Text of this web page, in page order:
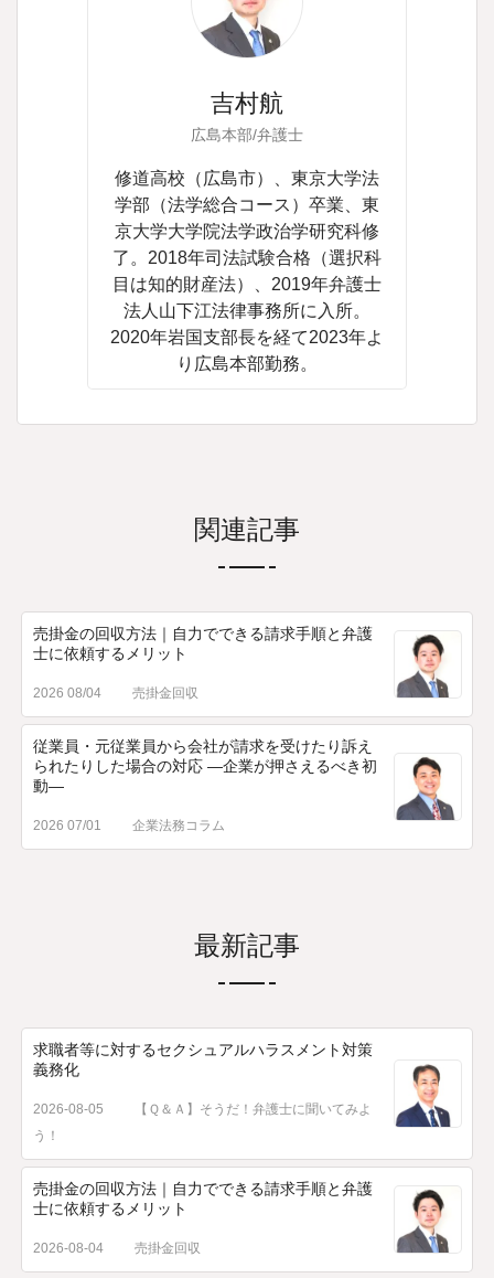
吉村航
広島本部/弁護士
修道高校（広島市）、東京大学法
学部（法学総合コース）卒業、東
京大学大学院法学政治学研究科修
了。2018年司法試験合格（選択科
目は知的財産法）、2019年弁護士
法人山下江法律事務所に入所。
2020年岩国支部長を経て2023年よ
り広島本部勤務。
関連記事
売掛金の回収方法｜自力でできる請求手順と弁護
士に依頼するメリット
2026 08/04 売掛金回収
従業員・元従業員から会社が請求を受けたり訴え
られたりした場合の対応 ―企業が押さえるべき初
動―
2026 07/01 企業法務コラム
最新記事
求職者等に対するセクシュアルハラスメント対策
義務化
2026-08-05
【Ｑ＆Ａ】そうだ！弁護士に聞いてみよ
う！
売掛金の回収方法｜自力でできる請求手順と弁護
士に依頼するメリット
2026-08-04 売掛金回収